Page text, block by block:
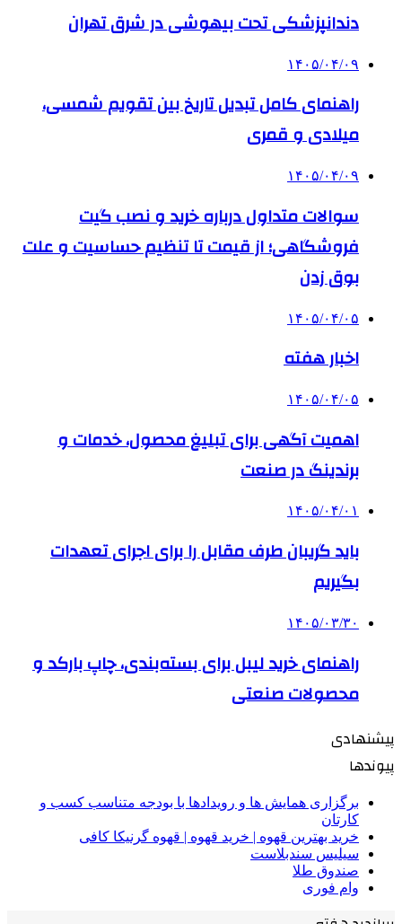
دندانپزشکی تحت بیهوشی در شرق تهران
۱۴۰۵/۰۴/۰۹
راهنمای کامل تبدیل تاریخ بین تقویم شمسی،
میلادی و قمری
۱۴۰۵/۰۴/۰۹
سوالات متداول درباره خرید و نصب گیت
فروشگاهی؛ از قیمت تا تنظیم حساسیت و علت
بوق زدن
۱۴۰۵/۰۴/۰۵
اخبار هفته
۱۴۰۵/۰۴/۰۵
اهمیت آگهی برای تبلیغ محصول، خدمات و
برندینگ در صنعت
۱۴۰۵/۰۴/۰۱
باید گریبان طرف مقابل را برای اجرای تعهدات
بگیریم
۱۴۰۵/۰۳/۳۰
راهنمای خرید لیبل برای بسته‌بندی، چاپ بارکد و
محصولات صنعتی
پیشنهادی
پیوندها
برگزاری همایش ها و رویدادها با بودجه متناسب کسب و
کارتان
خرید بهترین قهوه | خرید قهوه | قهوه گرنیکا کافی
سیلیس سندبلاست
صندوق طلا
وام فوری